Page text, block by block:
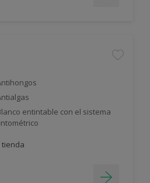
entintable con el sistema
tienda